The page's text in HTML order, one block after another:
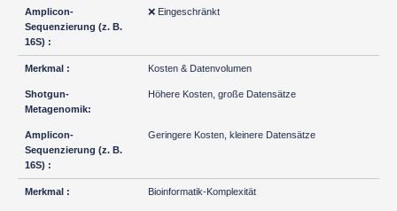
❌ Eingeschränkt
Kosten & Datenvolumen
Höhere Kosten, große Datensätze
Geringere Kosten, kleinere Datensätze
Bioinformatik-Komplexität